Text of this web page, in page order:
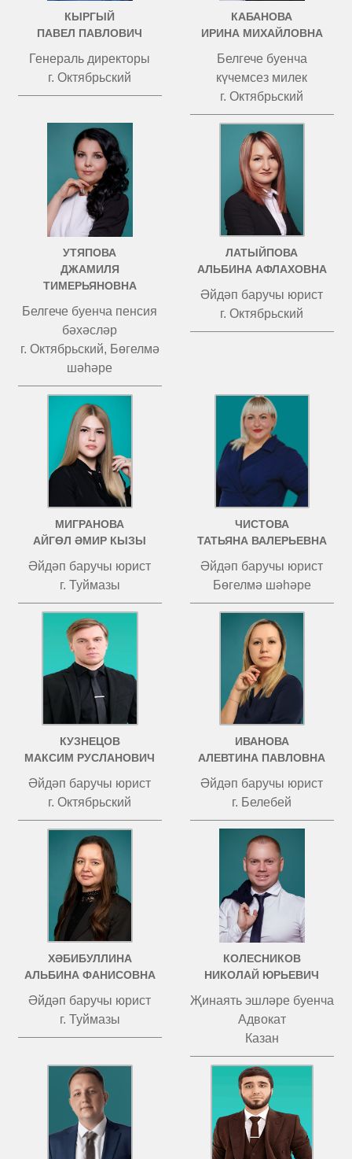
КЫРГЫЙ
ПАВЕЛ ПАВЛОВИЧ
Генераль директоры
г. Октябрьский
КАБАНОВА
ИРИНА МИХАЙЛОВНА
Белгече буенча
күчемсез милек
г. Октябрьский
УТЯПОВА
ДЖАМИЛЯ
ТИМЕРЬЯНОВНА
Белгече буенча пенсия
бәхәсләр
г. Октябрьский, Бөгелмә
шәһәре
ЛАТЫЙПОВА
АЛЬБИНА АФЛАХОВНА
Әйдәп баручы юрист
г. Октябрьский
МИГРАНОВА
АЙГӨЛ ӘМИР КЫЗЫ
Әйдәп баручы юрист
г. Туймазы
ЧИСТОВА
ТАТЬЯНА ВАЛЕРЬЕВНА
Әйдәп баручы юрист
Бөгелмә шәһәре
КУЗНЕЦОВ
МАКСИМ РУСЛАНОВИЧ
Әйдәп баручы юрист
г. Октябрьский
ИВАНОВА
АЛЕВТИНА ПАВЛОВНА
Әйдәп баручы юрист
г. Белебей
ХӘБИБУЛЛИНА
АЛЬБИНА ФАНИСОВНА
Әйдәп баручы юрист
г. Туймазы
КОЛЕСНИКОВ
НИКОЛАЙ ЮРЬЕВИЧ
Җинаять эшләре буенча
Адвокат
Казан